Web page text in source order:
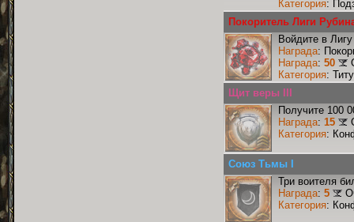
Категория:
Покоритель Лиги
Войдите в
Награда:
Награда: 50
Категория:
Щит веры III
Получите 100
Награда: 15
Категория:
Союз Тьмы I
Три воителя
Награда: 5
Категория: